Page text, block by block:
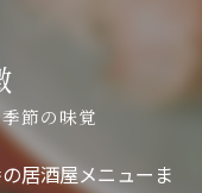
節の味覚
居酒屋メニューま